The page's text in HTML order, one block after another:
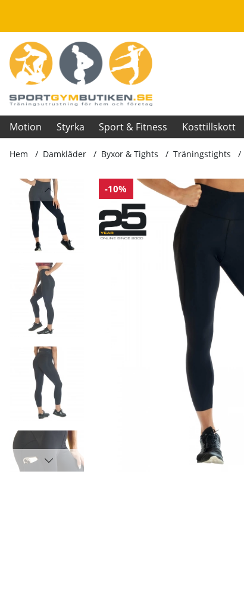
Motion Styrka Sport & Fitness Kosttillskott
Hem Damkläder Byxor & Tights Träningstights
-10%
Produktbilder High Waist Leggings, black V2